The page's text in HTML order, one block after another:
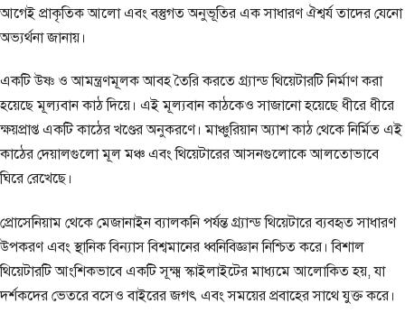
আগেই প্রাকৃতিক আলো এবং বস্তুগত অনুভূতির এক সাধারণ ঐশ্বর্য তাদের যেনো
অভ্যর্থনা জানায়।
একটি উষ্ণ ও আমন্ত্রণমূলক আবহ তৈরি করতে গ্র্যান্ড থিয়েটারটি নির্মাণ করা
হয়েছে মূল্যবান কাঠ দিয়ে। এই মূল্যবান কাঠকেও সাজানো হয়েছে ধীরে ধীরে
ক্ষয়প্রাপ্ত একটি কাঠের খণ্ডের অনুকরণে। মাঞ্চুরিয়ান অ্যাশ কাঠ থেকে নির্মিত এই
কাঠের দেয়ালগুলো মূল মঞ্চ এবং থিয়েটারের আসনগুলোকে আলতোভাবে
ঘিরে রেখেছে।
প্রোসেনিয়াম থেকে মেজানাইন ব্যালকনি পর্যন্ত গ্র্যান্ড থিয়েটারে ব্যবহৃত সাধারণ
উপকরণ এবং স্থানিক বিন্যাস বিশ্বমানের ধ্বনিবিজ্ঞান নিশ্চিত করে। বিশাল
থিয়েটারটি আংশিকভাবে একটি সূক্ষ্ম স্কাইলাইটের মাধ্যমে আলোকিত হয়, যা
দর্শকদের ভেতরে বসেও বাইরের জগৎ এবং সময়ের প্রবাহের সাথে যুক্ত করে।